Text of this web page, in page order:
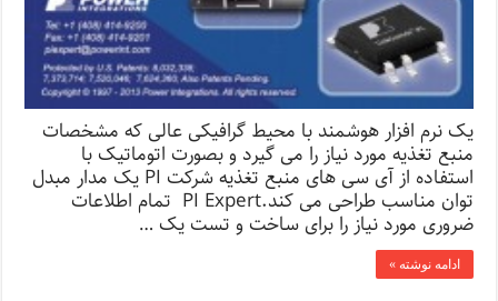
یک نرم افزار هوشمند با محیط گرافیکی عالی که مشخصات
منبع تغذیه مورد نیاز را می گیرد و بصورت اتوماتیک با
استفاده از آی سی های منبع تغذیه شرکت PI یک مدار مبدل
توان مناسب طراحی می کند.PI Expert تمام اطلاعات
ضروری مورد نیاز را برای ساخت و تست یک …
ادامه نوشته »